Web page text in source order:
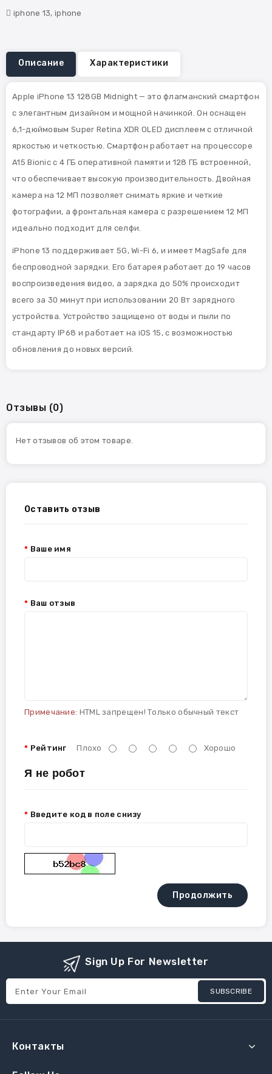
iphone 13, iphone
Описание Характеристики
Apple iPhone 13 128GB Midnight — это флагманский смартфон
с элегантным дизайном и мощной начинкой. Он оснащен
6,1-дюймовым Super Retina XDR OLED дисплеем с отличной
яркостью и четкостью. Смартфон работает на процессоре
A15 Bionic с 4 ГБ оперативной памяти и 128 ГБ встроенной,
что обеспечивает высокую производительность. Двойная
камера на 12 МП позволяет снимать яркие и четкие
фотографии, а фронтальная камера с разрешением 12 МП
идеально подходит для селфи.
iPhone 13 поддерживает 5G, Wi-Fi 6, и имеет MagSafe для
беспроводной зарядки. Его батарея работает до 19 часов
воспроизведения видео, а зарядка до 50% происходит
всего за 30 минут при использовании 20 Вт зарядного
устройства. Устройство защищено от воды и пыли по
стандарту IP68 и работает на iOS 15, с возможностью
обновления до новых версий.
Отзывы (0)
Нет отзывов об этом товаре.
Оставить отзыв
Ваше имя
Ваш отзыв
Примечание: HTML запрещен! Только обычный текст
Рейтинг Плохо Хорошо
Я не робот
Введите код в поле снизу
Продолжить
Sign Up For Newsletter
SUBSCRIBE
Контакты